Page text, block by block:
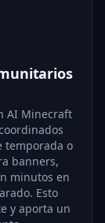
AI Minecraft
temporada o
banners,
minutos en
Esto
y aporta un